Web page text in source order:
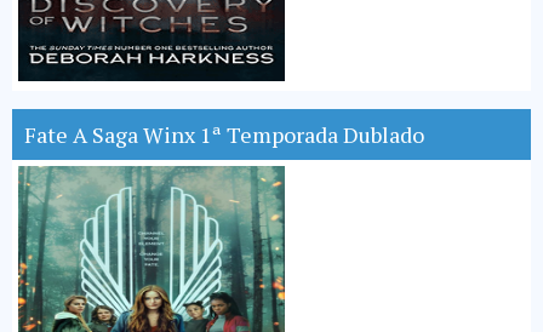
Fate A Saga Winx 1ª Temporada Dublado